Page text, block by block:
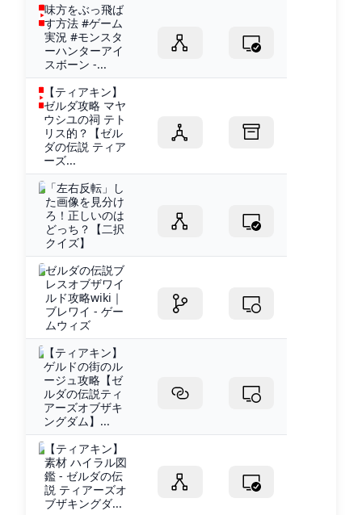
味方をぶっ飛ば
す方法 #ゲーム
実況 #モンスタ
ーハンターアイ
スボーン -...
【ティアキン】
ゼルダ攻略 マヤ
ウシユの祠 テト
リス的？【ゼル
ダの伝説 ティア
ーズ...
「左右反転」し
た画像を見分け
ろ！正しいのは
どっち？【二択
クイズ】
ゼルダの伝説ブ
レスオブザワイ
ルド攻略wiki｜
ブレワイ - ゲー
ムウィズ
【ティアキン】
ゲルドの街のル
ージュ攻略【ゼ
ルダの伝説ティ
アーズオブザキ
ングダム】...
【ティアキン】
素材 ハイラル図
鑑 - ゼルダの伝
説 ティアーズオ
ブザキングダ...